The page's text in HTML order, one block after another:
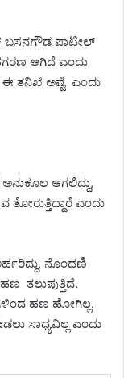
ಬಸನಗೌಡ ಪಾಟೀಲ್
ಆಗಿದೆ ಎಂದು
ಈ ತನಿಖೆ ಅಷ್ಟೆ ಎಂದು
ಆಗಲಿದ್ದು,
ಎಂದು
ನೊಂದಣಿ
ತಲುಪುತ್ತಿದೆ.
ಹಣ ಹೋಗಿಲ್ಲ.
ಸಾಧ್ಯವಿಲ್ಲ ಎಂದು